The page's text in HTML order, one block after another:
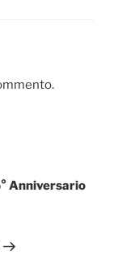
Anniversario